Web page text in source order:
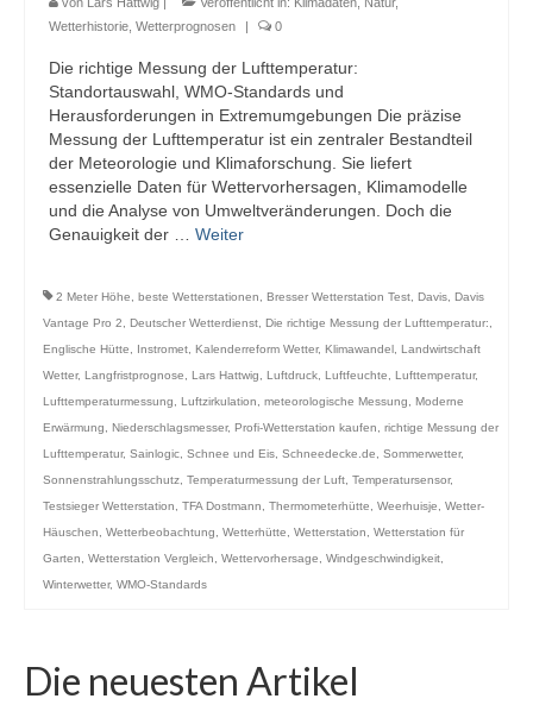
Webcams
Wintersport
Winterdienst
Glossar
Datenschutz
Wetterhistorie Wetterprognosen | 0
Die richtige Messung der Lufttemperatur:
Standortauswahl, WMO-Standards und
Herausforderungen in Extremumgebungen Die präzise
Messung der Lufttemperatur ist ein zentraler Bestandteil
der Meteorologie und Klimaforschung. Sie liefert
essenzielle Daten für Wettervorhersagen, Klimamodelle
und die Analyse von Umweltveränderungen. Doch die
Genauigkeit der … Weiter
2 Meter Höhe beste Wetterstationen Bresser Wetterstation Test Davis Davis
Vantage Pro 2
Deutscher Wetterdienst Die richtige Messung der Lufttemperatur:
Englische Hütte
Instromet Kalenderreform Wetter, Klimawandel Landwirtschaft
Wetter, Langfristprognose Lars Hattwig Luftdruck Luftfeuchte Lufttemperatur,
Lufttemperaturmessung
Luftzirkulation meteorologische Messung
Moderne
Erwärmung
Niederschlagsmesser, Profi-Wetterstation kaufen
richtige Messung der
Lufttemperatur, Sainlogic Schnee und Eis Schneedecke.de Sommerwetter,
Sonnenstrahlungsschutz Temperaturmessung der Luft Temperatursensor,
Testsieger Wetterstation
TFA Dostmann Thermometerhütte Weerhuisje
Wetter-
Häuschen
Wetterbeobachtung Wetterhütte Wetterstation
Wetterstation für
Garten
Wetterstation Vergleich Wettervorhersage Windgeschwindigkeit
Winterwetter, WMO-Standards
Die neuesten Artikel